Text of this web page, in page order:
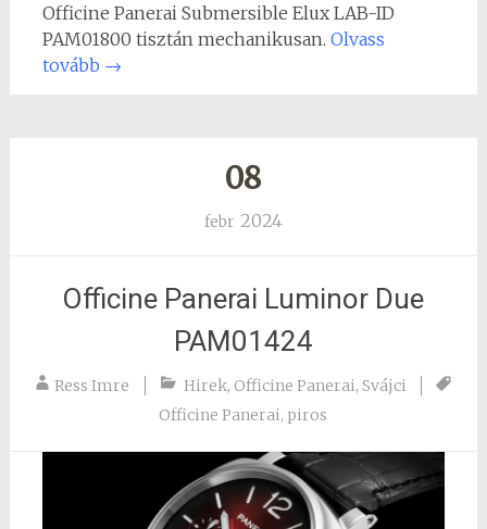
Officine Panerai Submersible Elux LAB-ID
PAM01800 tisztán mechanikusan. Olvass
tovább →
08
febr 2024
Officine Panerai Luminor Due
PAM01424
Ress Imre Hirek, Officine Panerai, Svájci
Officine Panerai, piros